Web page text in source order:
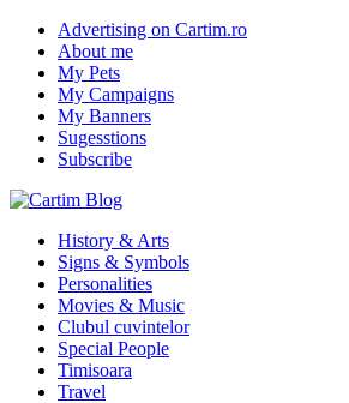
Advertising on Cartim.ro
About me
My Pets
My Campaigns
My Banners
Sugesstions
Subscribe
History & Arts
Signs & Symbols
Personalities
Movies & Music
Clubul cuvintelor
Special People
Timisoara
Travel